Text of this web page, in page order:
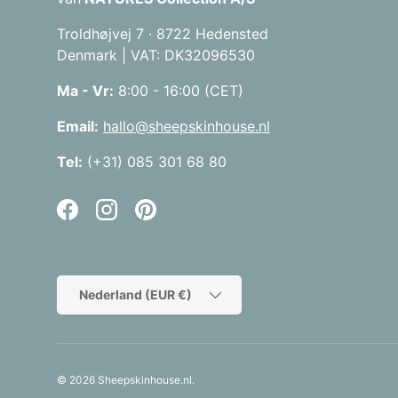
Troldhøjvej 7 · 8722 Hedensted
Denmark | VAT: DK32096530
Ma - Vr: 8:00 - 16:00 (CET)
Email: hallo@sheepskinhouse.nl
Tel: (+31) 085 301 68 80
FacebookInstagramPinterest
Nederland (EUR €)
© 2026 Sheepskinhouse.nl.